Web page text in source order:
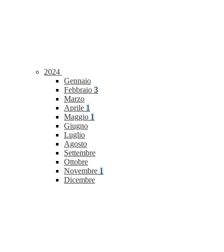
2024
Gennaio
Febbraio 3
Marzo
Aprile 1
Maggio 1
Giugno
Luglio
Agosto
Settembre
Ottobre
Novembre 1
Dicembre